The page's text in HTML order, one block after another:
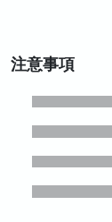
注意事項